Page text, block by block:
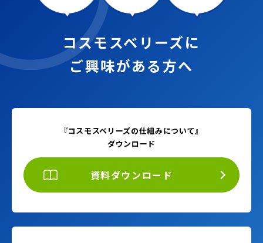
コスモスベリーズに
ご興味がある方へ
『コスモスベリーズの仕組みについて』
ダウンロード
資料ダウンロード